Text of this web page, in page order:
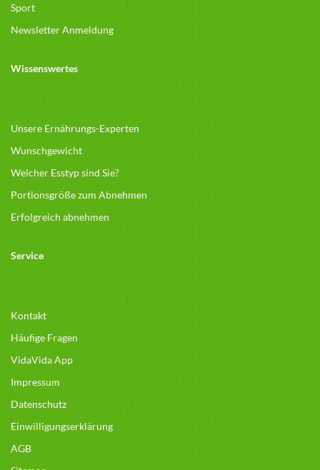
Sport
Newsletter Anmeldung
Wissenswertes
Unsere Ernährungs-Experten
Wunschgewicht
Welcher Esstyp sind Sie?
Portionsgröße zum Abnehmen
Erfolgreich abnehmen
Service
Kontakt
Häufige Fragen
VidaVida App
Impressum
Datenschutz
Einwilligungserklärung
AGB